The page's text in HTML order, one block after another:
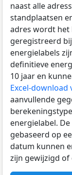
naast alle
standplaatsen
adres wordt het
geregistreerd
energielabels
definitieve
10 jaar en
Excel-
aanvullende
energielabel.
gebaseerd op
datum kunnen
zijn gewijzigd of